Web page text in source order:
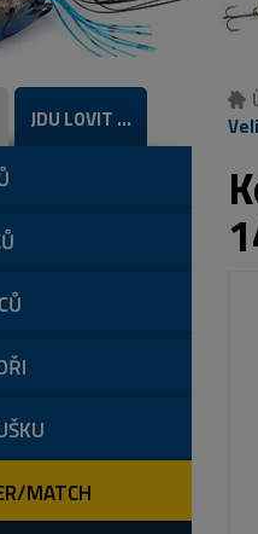
JDU LOVIT ...
MATCH